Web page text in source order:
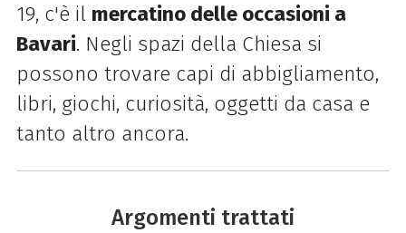
19, c'è il mercatino delle occasioni a
Bavari. Negli spazi della Chiesa si
possono trovare capi di abbigliamento,
libri, giochi, curiosità, oggetti da casa e
tanto altro ancora.
Argomenti trattati